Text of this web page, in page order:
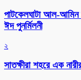
পাটকেলঘাটা আল-আমিন
ঈদ পুনর্মিলনী
২
সাতক্ষীরা শহরে এক